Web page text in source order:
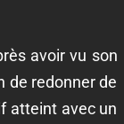
avoir vu son
de redonner de
atteint avec un